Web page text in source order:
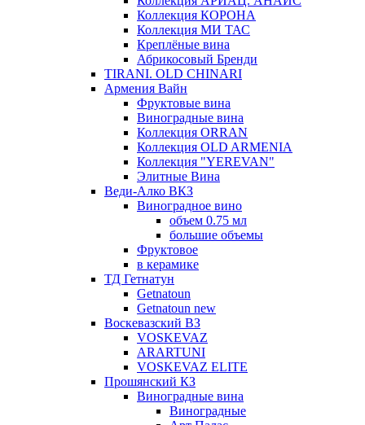
Коллекция КОРОНА
Коллекция МИ ТАС
Креплёные вина
Абрикосовый Бренди
TIRANI. OLD CHINARI
Армения Вайн
Фруктовые вина
Виноградные вина
Коллекция ORRAN
Коллекция OLD ARMENIA
Коллекция "YEREVAN"
Элитные Вина
Веди-Алко ВКЗ
Виноградное вино
объем 0.75 мл
большие объемы
Фруктовое
в керамике
ТД Гетнатун
Getnatoun
Getnatoun new
Воскевазский ВЗ
VOSKEVAZ
ARARTUNI
VOSKEVAZ ELITE
Прошянский КЗ
Виноградные вина
Виноградные